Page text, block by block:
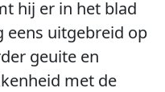
hij er in het blad
eens uitgebreid op
geuite en
met de